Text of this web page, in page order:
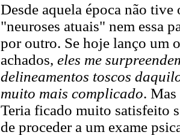
Desde aquela época não
"neuroses atuais" nem essa
por outro. Se hoje lanço um
achados, eles me
delineamentos toscos
muito mais complicado.
Teria ficado muito satisfeito
de proceder a um exame